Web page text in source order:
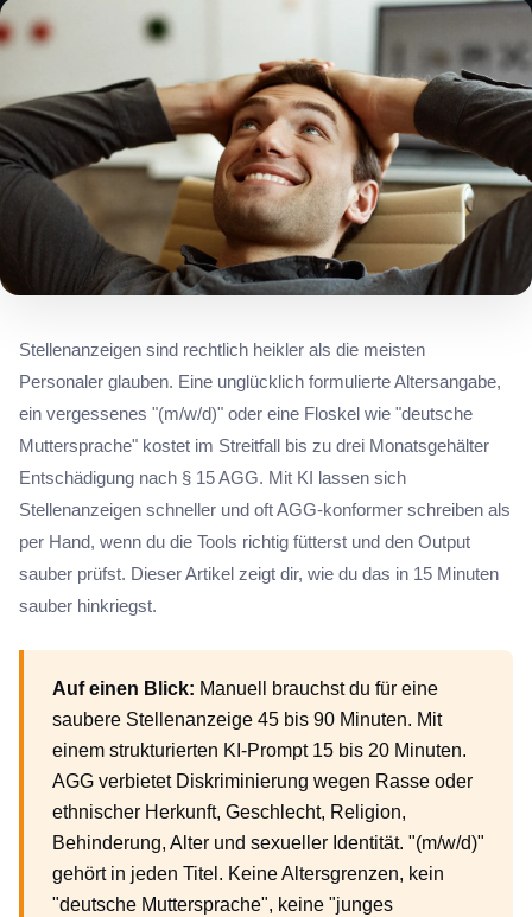
Stellenanzeigen sind rechtlich heikler als die meisten
Personaler glauben. Eine unglücklich formulierte Altersangabe,
ein vergessenes "(m/w/d)" oder eine Floskel wie "deutsche
Muttersprache" kostet im Streitfall bis zu drei Monatsgehälter
Entschädigung nach § 15 AGG. Mit KI lassen sich
Stellenanzeigen schneller und oft AGG-konformer schreiben als
per Hand, wenn du die Tools richtig fütterst und den Output
sauber prüfst. Dieser Artikel zeigt dir, wie du das in 15 Minuten
sauber hinkriegst.
Auf einen Blick: Manuell brauchst du für eine
saubere Stellenanzeige 45 bis 90 Minuten. Mit
einem strukturierten KI-Prompt 15 bis 20 Minuten.
AGG verbietet Diskriminierung wegen Rasse oder
ethnischer Herkunft, Geschlecht, Religion,
Behinderung, Alter und sexueller Identität. "(m/w/d)"
gehört in jeden Titel. Keine Altersgrenzen, kein
"deutsche Muttersprache", keine "junges